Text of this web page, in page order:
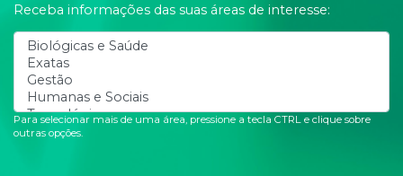
Receba informações das suas áreas de interesse:
Para selecionar mais de uma área, pressione a tecla CTRL e clique sobre
outras opções.